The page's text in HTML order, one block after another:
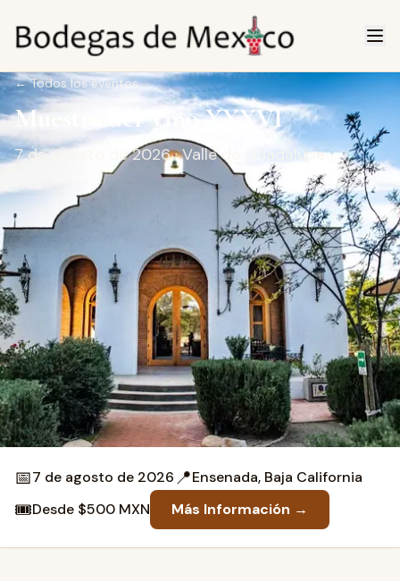
←Todos los eventos
Muestra del Vino XXXVI
7 de agosto de 2026· Valle de Guadalupe
📅7 de agosto de 2026📍Ensenada, Baja California
🎟️Desde $500 MXN Más Información →